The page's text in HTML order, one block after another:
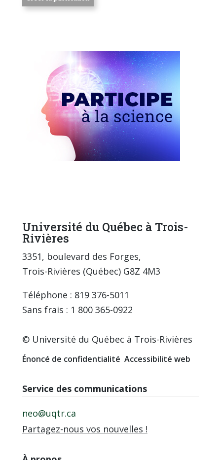
Université du Québec à Trois-
Rivières
3351, boulevard des Forges,
Trois-Rivières (Québec) G8Z 4M3
Téléphone : 819 376-5011
Sans frais : 1 800 365-0922
© Université du Québec à Trois-Rivières
Énoncé de confidentialité Accessibilité web
Service des communications
neo@uqtr.ca
Partagez-nous vos nouvelles !